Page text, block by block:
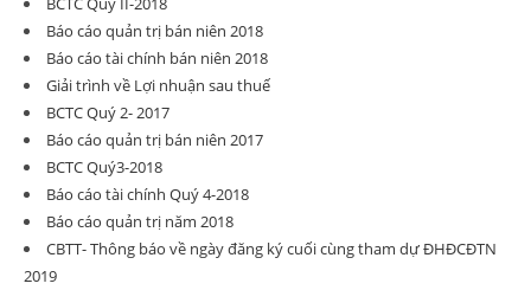
Báo cáo quản trị bán niên 2018
Báo cáo tài chính bán niên 2018
Giải trình về Lợi nhuận sau thuế
BCTC Quý 2- 2017
Báo cáo quản trị bán niên 2017
BCTC Quý3-2018
Báo cáo tài chính Quý 4-2018
Báo cáo quản trị năm 2018
CBTT- Thông báo về ngày đăng ký cuối cùng tham dự ĐHĐCĐTN
2019